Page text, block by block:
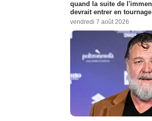
quand la suite de
devrait entrer en tournage
vendredi 7 août 2026